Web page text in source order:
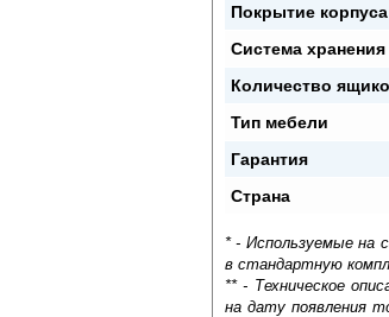
Покрытие корпуса
Система хранения
Количество
Тип мебели
Гарантия
Страна
* - Используемые на
в стандартную
** - Техническое
на дату появления